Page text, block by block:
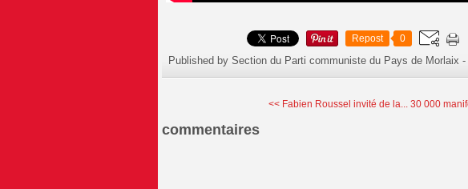
Repost 0
Published by Section du Parti communiste du Pays de Morlaix -
<< Fabien Roussel invité de la... 30 000
commentaires